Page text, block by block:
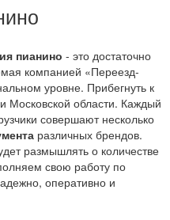
пианино - это достаточно
компанией «Переезд-
уровне. Прибегнуть к
Московской области. Каждый
совершают несколько
различных брендов.
размышлять о количестве
свою работу по
оперативно и